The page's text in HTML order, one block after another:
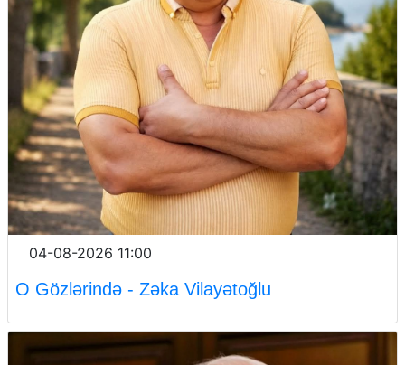
04-08-2026 11:00
O Gözlərində - Zəka Vilayətoğlu